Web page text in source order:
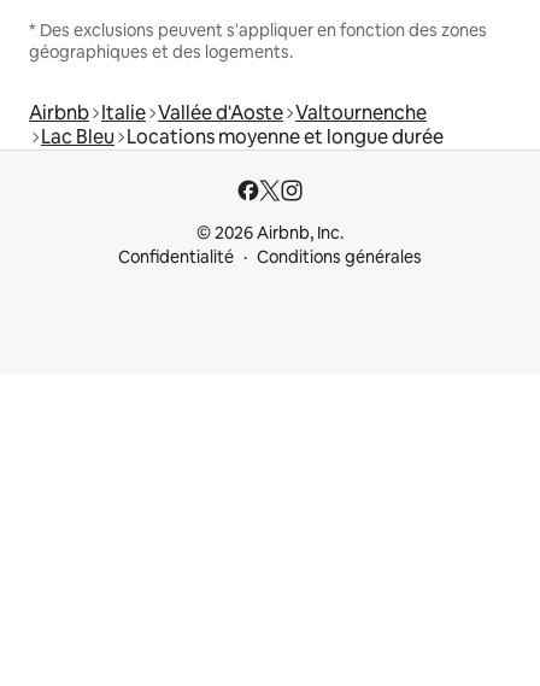
* Des exclusions peuvent s'appliquer en fonction des zones
géographiques et des logements.
Airbnb Italie Vallée d'Aoste Valtournenche
Lac Bleu Locations moyenne et longue durée
© 2026 Airbnb, Inc.
Confidentialité
Conditions générales